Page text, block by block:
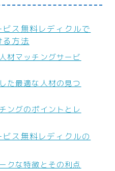
ス無料レディクルで
る方法
材マッチングサービ
た最適な人材の見つ
ングのポイントとレ
ス無料レディクルの
クな特徴とその利点